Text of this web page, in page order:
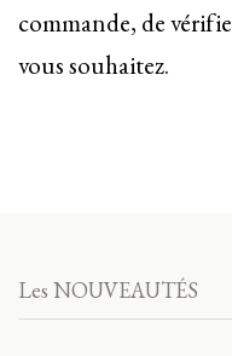
commande, de
vous souhaitez.
Les NOUVEAUTÉS